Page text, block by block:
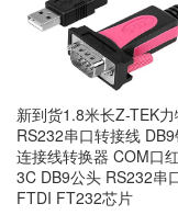
新到货1.8米长Z-TEK
RS232串口转接线
连接线转换器 COM口
3C DB9公头 RS232串
FTDI FT232芯片